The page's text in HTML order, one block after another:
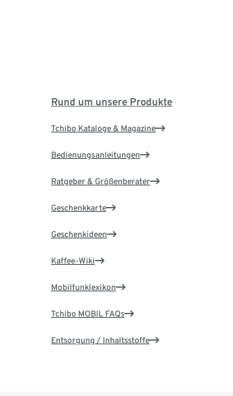
Rund um unsere Produkte
Tchibo Kataloge & Magazine
Bedienungsanleitungen
Ratgeber & Größenberater
Geschenkkarte
Geschenkideen
Kaffee-Wiki
Mobilfunklexikon
Tchibo MOBIL FAQs
Entsorgung / Inhaltsstoffe